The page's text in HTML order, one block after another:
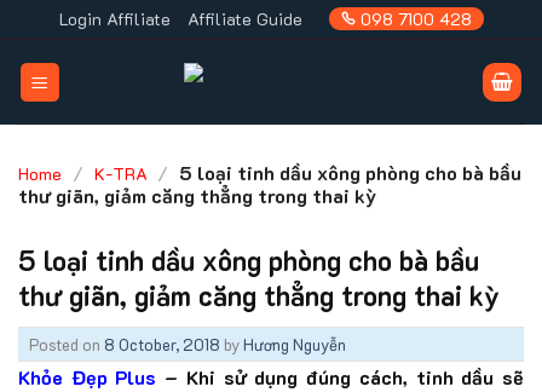
to
content
Login Affiliate Affiliate Guide 098 7100 428
Home / K-TRA / 5 loại tinh dầu xông phòng cho bà bầu
thư giãn, giảm căng thẳng trong thai kỳ
5 loại tinh dầu xông phòng cho bà bầu
thư giãn, giảm căng thẳng trong thai kỳ
Posted on 8 October, 2018 byHương Nguyễn
Khỏe Đẹp Plus – Khi sử dụng đúng cách, tinh dầu sẽ